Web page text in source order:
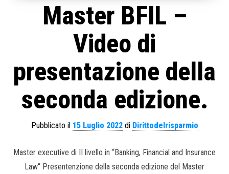
Master BFIL –
Video di
presentazione della
seconda edizione.
Pubblicato il 15 Luglio 2022di Dirittodelrisparmio
Master executive di II livello in “Banking, Financial and Insurance
Law“ Presentenzione della seconda edizione del Master